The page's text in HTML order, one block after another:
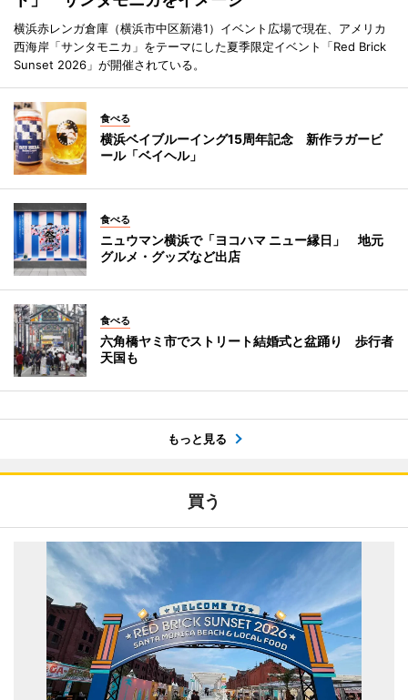
横浜赤レンガ倉庫（横浜市中区新港1）イベント広場で現在、アメリカ
西海岸「サンタモニカ」をテーマにした夏季限定イベント「Red Brick
Sunset 2026」が開催されている。
食べる
横浜ベイブルーイング15周年記念 新作ラガービ
ール「ベイヘル」
食べる
ニュウマン横浜で「ヨコハマ ニュー縁日」 地元
グルメ・グッズなど出店
食べる
六角橋ヤミ市でストリート結婚式と盆踊り 歩行者
天国も
もっと見る
買う